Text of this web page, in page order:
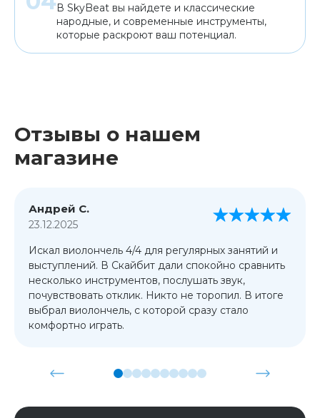
В SkyBeat вы найдете и классические
народные, и современные инструменты,
которые раскроют ваш потенциал.
Отзывы о нашем
магазине
Андрей С.
23.12.2025
Искал виолончель 4/4 для регулярных занятий и
выступлений. В Скайбит дали спокойно сравнить
несколько инструментов, послушать звук,
почувствовать отклик. Никто не торопил. В итоге
выбрал виолончель, с которой сразу стало
комфортно играть.